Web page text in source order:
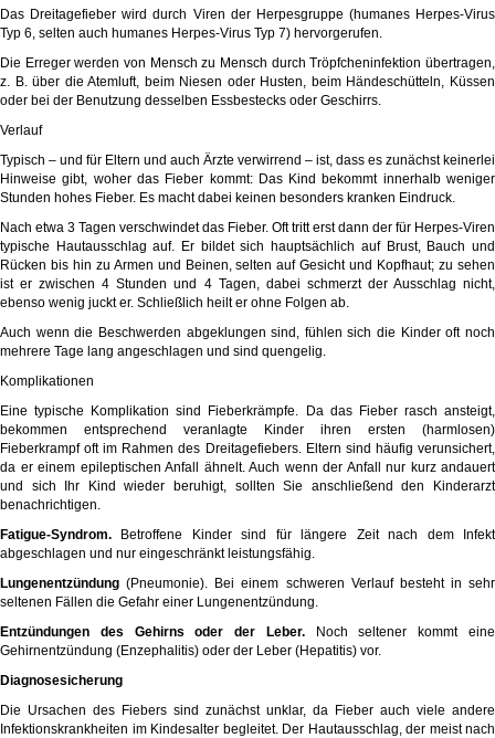
Das Dreitagefieber wird durch Viren der Herpesgruppe (humanes Herpes-Virus
Typ 6, selten auch humanes Herpes-Virus Typ 7) hervorgerufen.
Die Erreger werden von Mensch zu Mensch durch Tröpfcheninfektion übertragen,
z. B. über die Atemluft, beim Niesen oder Husten, beim Händeschütteln, Küssen
oder bei der Benutzung desselben Essbestecks oder Geschirrs.
Verlauf
Typisch – und für Eltern und auch Ärzte verwirrend – ist, dass es zunächst keinerlei
Hinweise gibt, woher das Fieber kommt: Das Kind bekommt innerhalb weniger
Stunden hohes Fieber. Es macht dabei keinen besonders kranken Eindruck.
Nach etwa 3 Tagen verschwindet das Fieber. Oft tritt erst dann der für Herpes-Viren
typische Hautausschlag auf. Er bildet sich hauptsächlich auf Brust, Bauch und
Rücken bis hin zu Armen und Beinen, selten auf Gesicht und Kopfhaut; zu sehen
ist er zwischen 4 Stunden und 4 Tagen, dabei schmerzt der Ausschlag nicht,
ebenso wenig juckt er. Schließlich heilt er ohne Folgen ab.
Auch wenn die Beschwerden abgeklungen sind, fühlen sich die Kinder oft noch
mehrere Tage lang angeschlagen und sind quengelig.
Komplikationen
Eine typische Komplikation sind Fieberkrämpfe. Da das Fieber rasch ansteigt,
bekommen entsprechend veranlagte Kinder ihren ersten (harmlosen)
Fieberkrampf oft im Rahmen des Dreitagefiebers. Eltern sind häufig verunsichert,
da er einem epileptischen Anfall ähnelt. Auch wenn der Anfall nur kurz andauert
und sich Ihr Kind wieder beruhigt, sollten Sie anschließend den Kinderarzt
benachrichtigen.
Fatigue-Syndrom. Betroffene Kinder sind für längere Zeit nach dem Infekt
abgeschlagen und nur eingeschränkt leistungsfähig.
Lungenentzündung (Pneumonie). Bei einem schweren Verlauf besteht in sehr
seltenen Fällen die Gefahr einer Lungenentzündung.
Entzündungen des Gehirns oder der Leber.Noch seltener kommt eine
Gehirnentzündung (Enzephalitis) oder der Leber (Hepatitis) vor.
Diagnosesicherung
Die Ursachen des Fiebers sind zunächst unklar, da Fieber auch viele andere
Infektionskrankheiten im Kindesalter begleitet. Der Hautausschlag, der meist nach